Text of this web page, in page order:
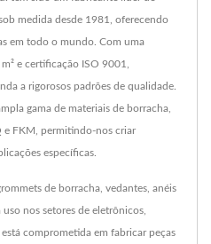
medida desde 1981, oferecendo
em todo o mundo. Com uma
e certificação ISO 9001,
a rigorosos padrões de qualidade.
gama de materiais de borracha,
FKM, permitindo-nos criar
específicas.
de borracha, vedantes, anéis
nos setores de eletrônicos,
comprometida em fabricar peças